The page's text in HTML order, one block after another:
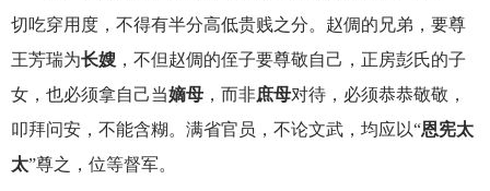
切吃穿用度，不得有半分高低贵贱之分。赵倜的兄弟，要尊
王芳瑞为长嫂 ，不但赵倜的侄子要尊敬自己，正房彭氏的子
女，也必须拿自己当嫡母 ，而非庶母对待，必须恭恭敬敬，
叩拜问安，不能含糊。满省官员，不论文武，均应以“恩宪太
太”尊之，位等督军。